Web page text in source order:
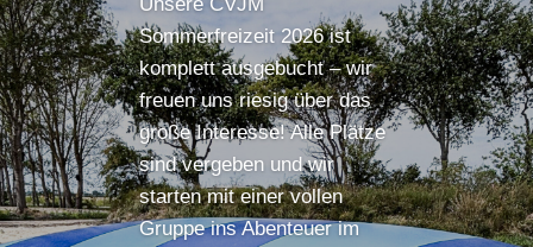
Sommerfreizeit 2026 ist
komplett ausgebucht – wir
freuen uns riesig über das
große Interesse! Alle Plätze
sind vergeben und wir
starten mit einer vollen
Gruppe ins Abenteuer im